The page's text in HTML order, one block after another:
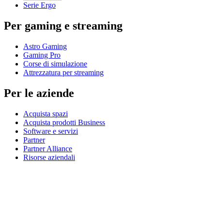
Serie Ergo
Per gaming e streaming
Astro Gaming
Gaming Pro
Corse di simulazione
Attrezzatura per streaming
Per le aziende
Acquista spazi
Acquista prodotti Business
Software e servizi
Partner
Partner Alliance
Risorse aziendali